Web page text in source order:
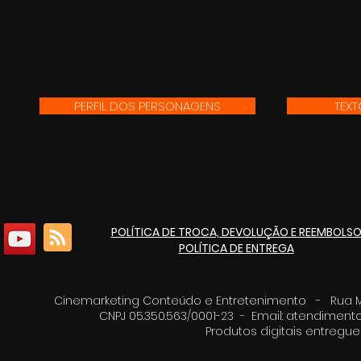
PERFIL DOS PERSONAGENS
POLÍTICA DE TROCA, DEVOLUÇÃO E REEMBOLSO
POLÍTICA DE ENTREGA
Cinemarketing Conteúdo e Entretenimento - Rua
CNPJ 05.350.563/0001-23 - Email:
Produtos digitais